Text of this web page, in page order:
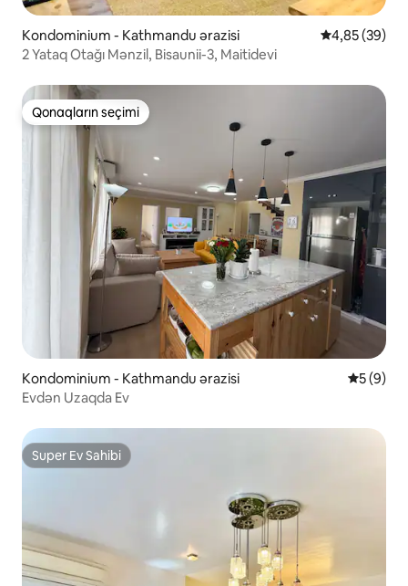
Kondominium - Kathmandu ərazisi Ortalama
4,85 (39)
2 Yataq Otağı Mənzil, Bisaunii-3, Maitidevi
Qonaqların seçimi
Qonaqların seçimi
Kondominium - Kathmandu ərazisi
5 (9)
Evdən Uzaqda Ev
Super Ev Sahibi
Super Ev Sahibi